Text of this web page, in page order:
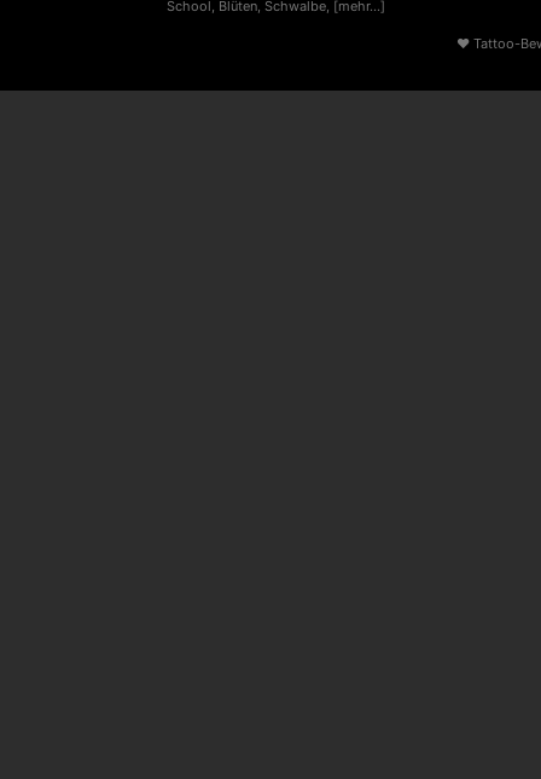
School, Blüten, Schwalbe, [mehr...]
♥ Tattoo-